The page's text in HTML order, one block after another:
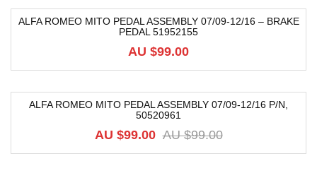
ALFA ROMEO MITO PEDAL ASSEMBLY 07/09-12/16 – BRAKE
PEDAL 51952155
AU $99.00
ALFA ROMEO MITO PEDAL ASSEMBLY 07/09-12/16 P/N,
50520961
AU $99.00
AU $99.00